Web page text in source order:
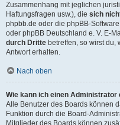
Zusammenhang mit jeglichen
Haftungsfragen usw.), die sich
phpbb.de oder die phpBB-
oder phpBB Deutschland e. V. E-
durch Dritte betreffen, so wirst du,
Antwort erhalten.
Nach oben
Wie kann ich einen
Alle Benutzer des Boards können
Funktion durch die Board-
Mitglieder des Boards können